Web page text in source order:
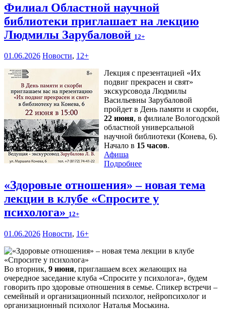
Филиал Областной научной
библиотеки приглашает на лекцию
Людмилы Зарубаловой 12+
01.06.2026 Новости, 12+
Лекция с презентацией «Их
подвиг прекрасен и свят»
экскурсовода Людмилы
Васильевны Зарубаловой
пройдет в День памяти и скорби,
22 июня, в филиале Вологодской
областной универсальной
научной библиотеки (Конева, 6).
Начало в 15 часов.
Афиша
Подробнее
«Здоровые отношения» – новая тема
лекции в клубе «Спросите у
психолога» 12+
01.06.2026 Новости, 16+
Во вторник, 9 июня, приглашаем всех желающих на
очередное заседание клуба «Спросите у психолога», будем
говорить про здоровые отношения в семье. Спикер встречи –
семейный и организационный психолог, нейропсихолог и
организационный психолог Наталья Моськина.